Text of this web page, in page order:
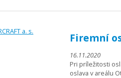
Firemní
16.11.2020
Pri príležitosti
oslava v areálu